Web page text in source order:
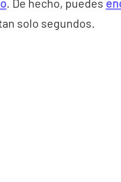
. De hecho, puedes
solo segundos.